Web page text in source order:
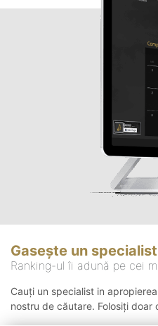
Gasește un specialist
Ranking-ul îi adună pe cei
Cauți un specialist in
nostru de căutare. Folosiți doar